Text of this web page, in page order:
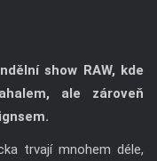
show RAW, kde
ale zároveň
trvají mnohem déle,